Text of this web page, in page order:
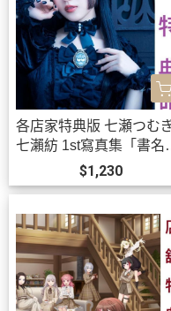
各店家特典版 七瀬つむ
七瀨紡 1st寫真集「書名
定」學園偶像大師 有村麻
央*10/30發售!
$1,230